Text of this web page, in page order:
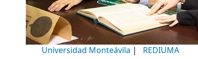
Universidad Monteávila | REDIUMA